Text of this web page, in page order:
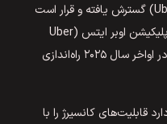
علاوه بر این، همکاری اپن‌تیبل با اوبر (Uber) گسترش یافته و قرار است
قابلیت رزرو رستوران به طور مستقیم به اپلیکیشن اوبر ایتس (Uber
Eats) اضافه شود. این سرویس مشترک در اواخر سال ۲۰۲۵ راه‌اندازی
قابلیت‌های کانسیرژ را با